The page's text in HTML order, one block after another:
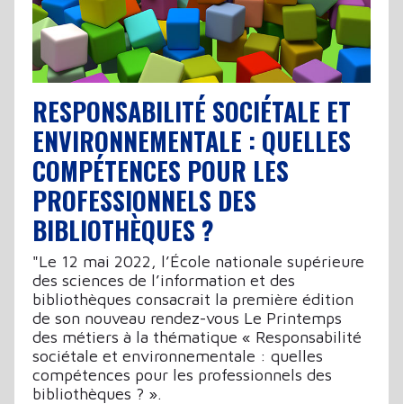
RESPONSABILITÉ SOCIÉTALE ET
ENVIRONNEMENTALE : QUELLES
COMPÉTENCES POUR LES
PROFESSIONNELS DES
BIBLIOTHÈQUES ?
"Le 12 mai 2022, l’École nationale supérieure
des sciences de l’information et des
bibliothèques consacrait la première édition
de son nouveau rendez-vous Le Printemps
des métiers à la thématique « Responsabilité
sociétale et environnementale : quelles
compétences pour les professionnels des
bibliothèques ? ».